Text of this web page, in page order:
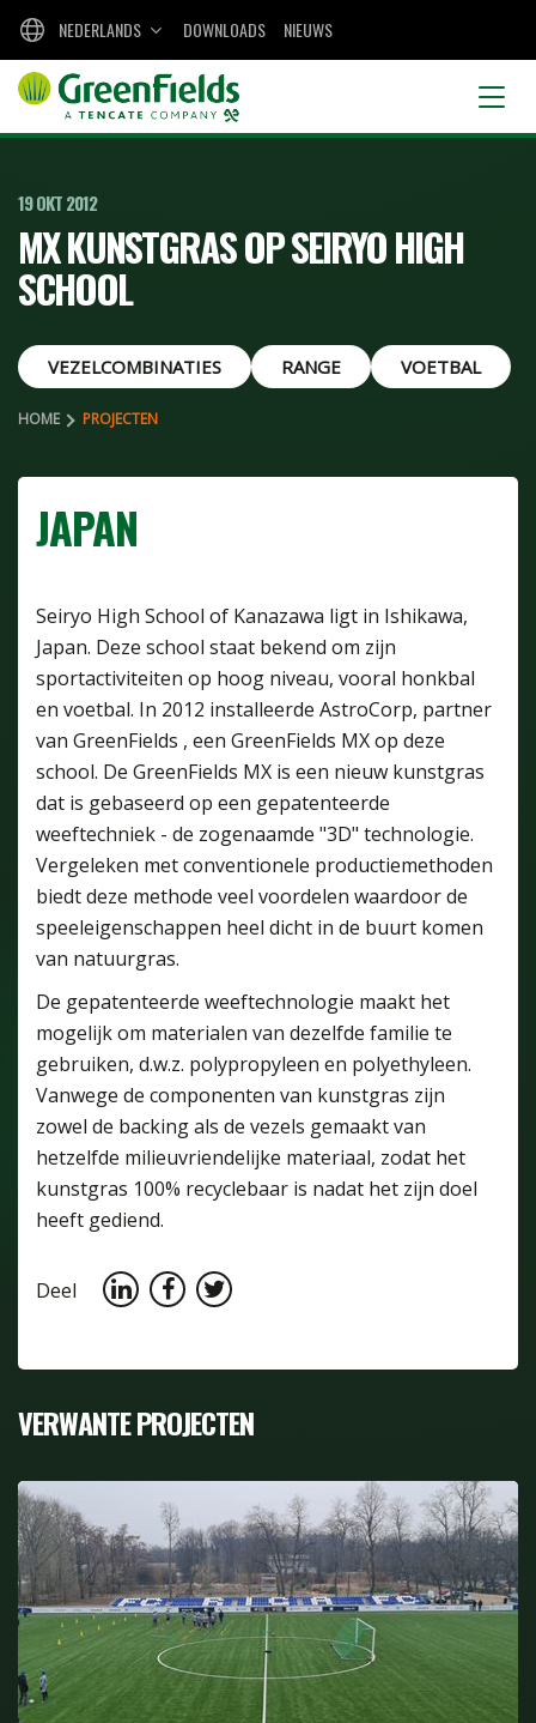
DOWNLOADS NIEUWS
NEDERLANDS
19 OKT 2012
MX KUNSTGRAS OP SEIRYO HIGH
SCHOOL
VEZELCOMBINATIES RANGE VOETBAL
HOME PROJECTEN
JAPAN
Seiryo High School of Kanazawa ligt in Ishikawa,
Japan. Deze school staat bekend om zijn
sportactiviteiten op hoog niveau, vooral honkbal
en voetbal. In 2012 installeerde AstroCorp, partner
van GreenFields , een GreenFields MX op deze
school. De GreenFields MX is een nieuw kunstgras
dat is gebaseerd op een gepatenteerde
weeftechniek - de zogenaamde "3D" technologie.
Vergeleken met conventionele productiemethoden
biedt deze methode veel voordelen waardoor de
speeleigenschappen heel dicht in de buurt komen
van natuurgras.
De gepatenteerde weeftechnologie maakt het
mogelijk om materialen van dezelfde familie te
gebruiken, d.w.z. polypropyleen en polyethyleen.
Vanwege de componenten van kunstgras zijn
zowel de backing als de vezels gemaakt van
hetzelfde milieuvriendelijke materiaal, zodat het
kunstgras 100% recyclebaar is nadat het zijn doel
heeft gediend.
Deel
VERWANTE PROJECTEN